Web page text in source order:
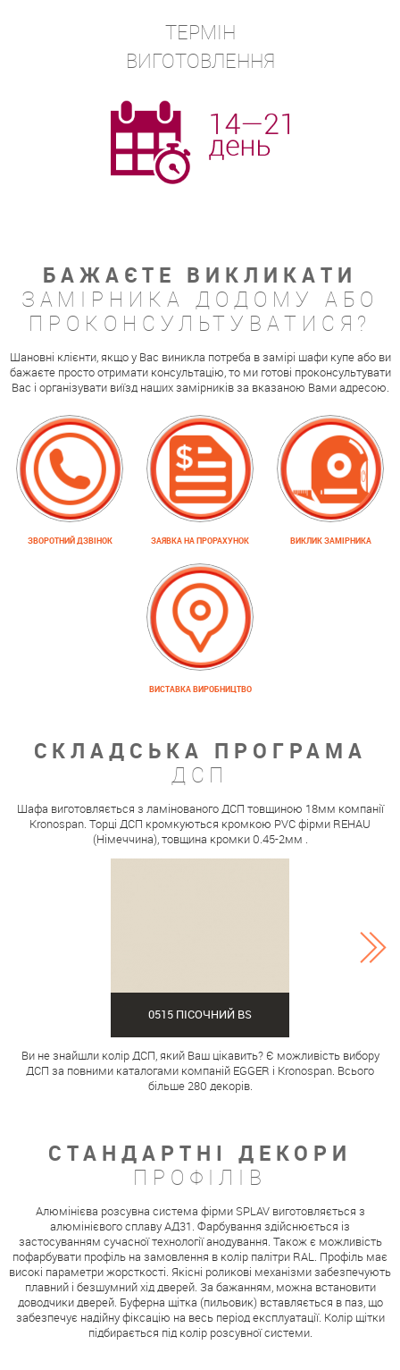
ТЕРМІН
ВИГОТОВЛЕННЯ
БАЖАЄТЕ ВИКЛИКАТИ
ЗАМІРНИКА ДОДОМУ АБО
ПРОКОНСУЛЬТУВАТИСЯ?
Шановні клієнти, якщо у Вас виникла потреба в замірі шафи купе або ви
бажаєте просто отримати консультацію, то ми готові проконсультувати
Вас і організувати виїзд наших замірників за вказаною Вами адресою.
ЗВОРОТНИЙ ДЗВІНОК ЗАЯВКА НА ПРОРАХУНОК ВИКЛИК ЗАМІРНИКА
ВИСТАВКА ВИРОБНИЦТВО
СКЛАДСЬКА ПРОГРАМА
ДСП
Шафа виготовляється з ламінованого ДСП товщиною 18мм компанії
Kronospan. Торці ДСП кромкуються кромкою PVC фірми REHAU
(Німеччина), товщина кромки 0.45-2мм .
0515 ПІСОЧНИЙ BS
Ви не знайшли колір ДСП, який Ваш цікавить? Є можливість вибору
ДСП за повними каталогами компаній EGGER і Kronospan. Всього
більше 280 декорів.
СТАНДАРТНІ ДЕКОРИ
ПРОФІЛІВ
Алюмінієва розсувна система фірми SPLAV виготовляється з
алюмінієвого сплаву АД31. Фарбування здійснюється із
застосуванням сучасної технології анодування. Також є можливість
пофарбувати профіль на замовлення в колір палітри RAL. Профіль має
високі параметри жорсткості. Якісні роликові механізми забезпечують
плавний і безшумний хід дверей. За бажанням, можна встановити
доводчики дверей. Буферна щітка (пильовик) вставляється в паз, що
забезпечує надійну фіксацію на весь період експлуатації. Колір щітки
підбирається під колір розсувної системи.